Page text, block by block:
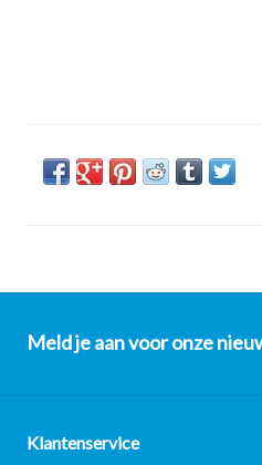
Meld je aan voor onze
Klantenservice